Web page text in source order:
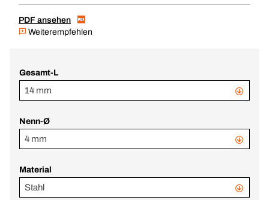
PDF ansehen
Weiterempfehlen
Gesamt-L
14 mm
Nenn-Ø
4 mm
Material
Stahl